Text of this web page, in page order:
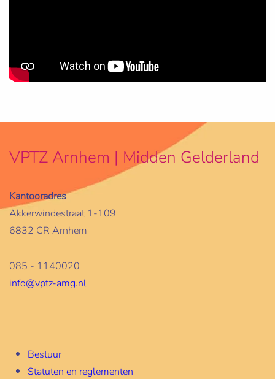
VPTZ Arnhem | Midden Gelderland
Kantooradres
Akkerwindestraat 1-109
6832 CR Arnhem
085 - 1140020
info@vptz-amg.nl
Bestuur
Statuten en reglementen